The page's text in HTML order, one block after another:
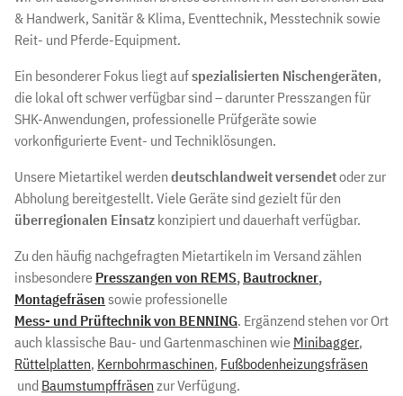
& Handwerk, Sanitär & Klima, Eventtechnik, Messtechnik sowie
Reit- und Pferde-Equipment.
Ein besonderer Fokus liegt aufspezialisierten Nischengeräten,
die lokal oft schwer verfügbar sind – darunter Presszangen für
SHK-Anwendungen, professionelle Prüfgeräte sowie
vorkonfigurierte Event- und Techniklösungen.
Unsere Mietartikel werden deutschlandweit versendetoder zur
Abholung bereitgestellt. Viele Geräte sind gezielt für den
überregionalen Einsatz konzipiert und dauerhaft verfügbar.
Zu den häufig nachgefragten Mietartikeln im Versand zählen
insbesondere Presszangen von REMS, Bautrockner,
Montagefräsen sowie professionelle
Mess- und Prüftechnik von BENNING. Ergänzend stehen vor Ort
auch klassische Bau- und Gartenmaschinen wie Minibagger,
Rüttelplatten, Kernbohrmaschinen, Fußbodenheizungsfräsen
und Baumstumpffräsen zur Verfügung.